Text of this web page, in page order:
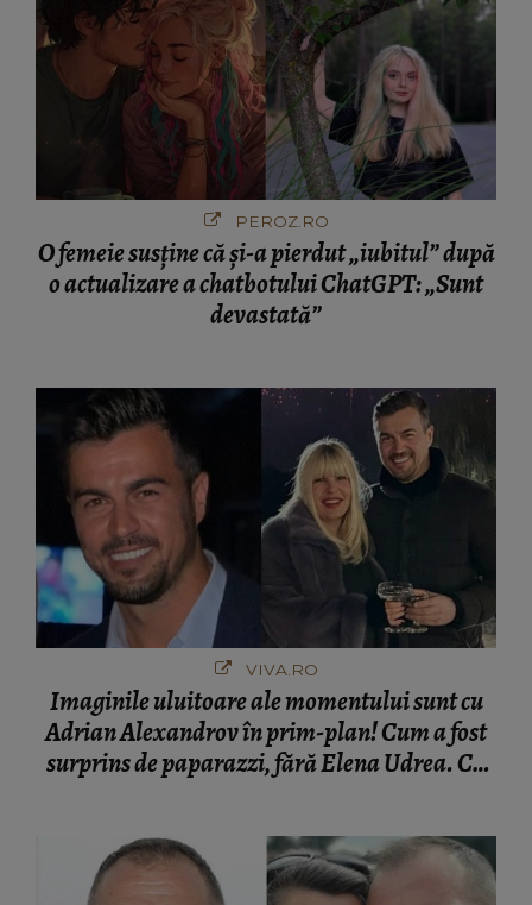
PEROZ.RO
O femeie susține că și-a pierdut „iubitul” după
o actualizare a chatbotului ChatGPT: „Sunt
devastată”
VIVA.RO
Imaginile uluitoare ale momentului sunt cu
Adrian Alexandrov în prim-plan! Cum a fost
surprins de paparazzi, fără Elena Udrea. Cu